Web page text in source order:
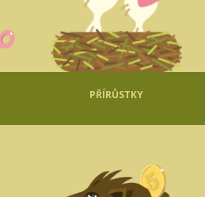
PŘÍRŮSTKY